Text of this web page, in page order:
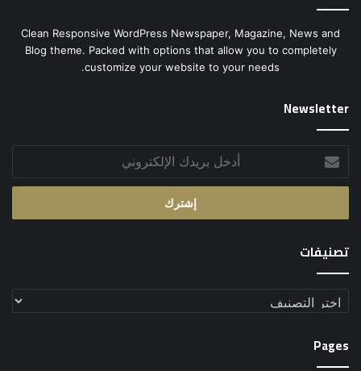
Clean Responsive WordPress Newspaper, Magazine, News and
Blog theme. Packed with options that allow you to completely
customize your website to your needs.
Newsletter
بريدك
الإلكتروني
تصنيفات
تصنيفات
Pages